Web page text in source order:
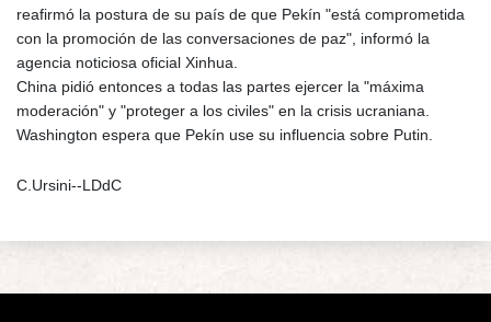
reafirmó la postura de su país de que Pekín "está comprometida
con la promoción de las conversaciones de paz", informó la
agencia noticiosa oficial Xinhua.
China pidió entonces a todas las partes ejercer la "máxima
moderación" y "proteger a los civiles" en la crisis ucraniana.
Washington espera que Pekín use su influencia sobre Putin.
C.Ursini--LDdC